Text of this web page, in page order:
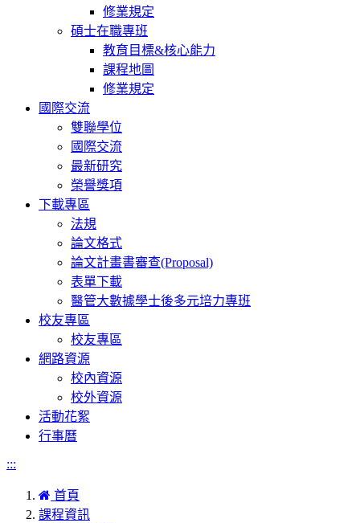
修業規定
碩士在職專班
教育目標&核心能力
課程地圖
修業規定
國際交流
雙聯學位
國際交流
最新研究
榮譽獎項
下載專區
法規
論文格式
論文計畫書審查(Proposal)
表單下載
醫管大數據學士後多元培力專班
校友專區
校友專區
網路資源
校內資源
校外資源
活動花絮
行事曆
:::
首頁
課程資訊